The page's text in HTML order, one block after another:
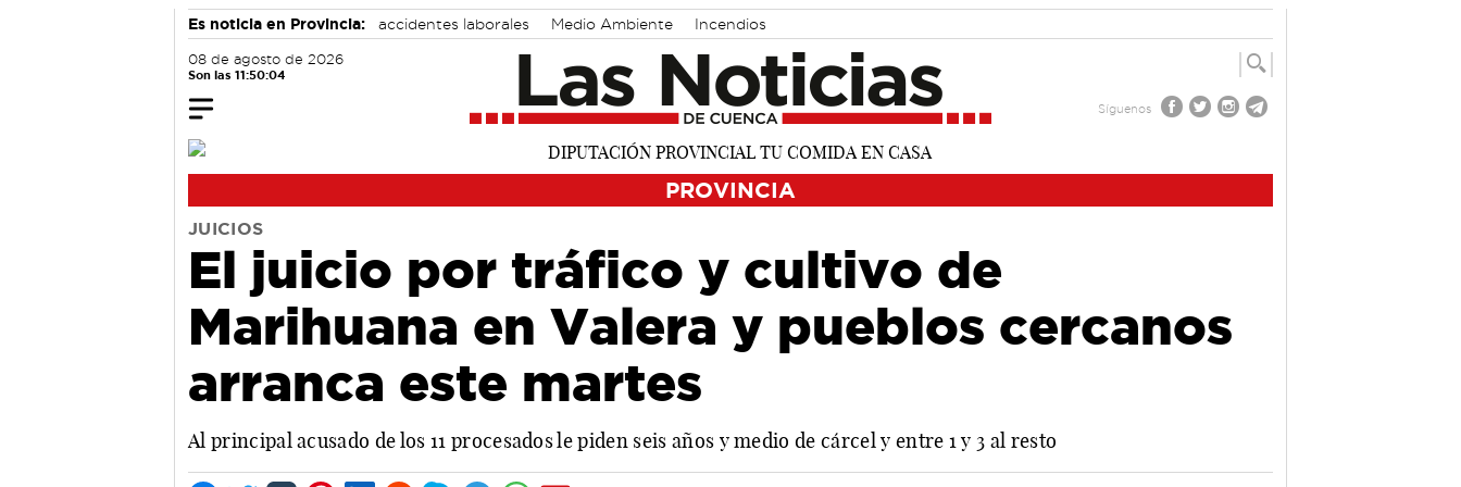
Es noticia en Provincia: accidentes laborales Medio Ambiente Incendios
08 de agosto de 2026
Son las 11:50:05
Síguenos
PROVINCIA
JUICIOS
El juicio por tráfico y cultivo de
Marihuana en Valera y pueblos cercanos
arranca este martes
Al principal acusado de los 11 procesados le piden seis años y medio de cárcel y entre 1 y 3 al resto